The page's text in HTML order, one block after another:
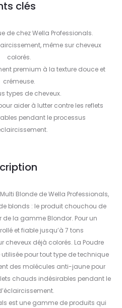
clés
de chez Wella Professionals.
même sur cheveux
colorés.
premium à la texture douce et
crémeuse.
types de cheveux.
aider à lutter contre les reflets
pendant le processus
Blonde de Wella Professionals,
blonds : le produit chouchou de
de la gamme Blondor. Pour un
et fiable jusqu’à 7 tons
cheveux déjà colorés. La Poudre
pour tout type de technique
des molécules anti-jaune pour
chauds indésirables pendant le
est une gamme de produits qui